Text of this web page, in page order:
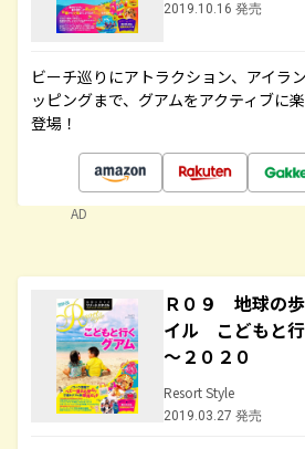
2019.10.16 発売
ビーチ巡りにアトラクション、アイラ
ッピングまで、グアムをアクティブに
登場！
AD
Ｒ０９ 地球の
イル こどもと
～２０２０
Resort Style
2019.03.27 発売